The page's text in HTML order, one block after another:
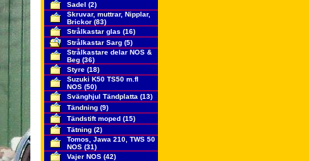
Sadel (2)
Skruvar, muttrar, Nipplar,
Brickor(83)
Strålkastar glas (16)
Strålkastar Sarg(5)
Strålkastare delar NOS &
Beg(36)
Styre(18)
Suzuki K50 TS50 m.fl
NOS(50)
Svänghjul Tändplatta (13)
Tändning(9)
Tändstift moped(15)
Tätning(2)
Tomos, Jawa 210, TWS 50
NOS(31)
Vajer NOS(42)